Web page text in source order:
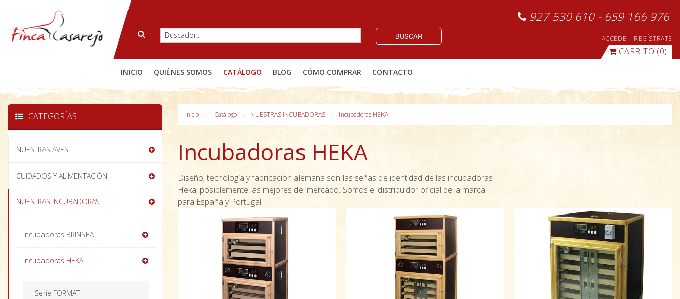
927 530 610 - 659 166 976
BUSCAR ACCEDE | REGÍSTRATE
CARRITO (0)
INICIO QUIÉNES SOMOS CATÁLOGO BLOG CÓMO COMPRAR CONTACTO
Inicio Catálogo NUESTRAS INCUBADORAS Incubadoras HEKA
Incubadoras HEKA
Diseño, tecnología y fabricación alemana son las señas de identidad de las incubadoras
Heka, posiblemente las mejores del mercado. Somos el distribuidor oficial de la marca
para España y Portugal.
CATEGORÍAS
NUESTRAS AVES
CUIDADOS Y ALIMENTACIÓN
NUESTRAS INCUBADORAS
Incubadoras BRINSEA
Incubadoras HEKA
- Serie FORMAT